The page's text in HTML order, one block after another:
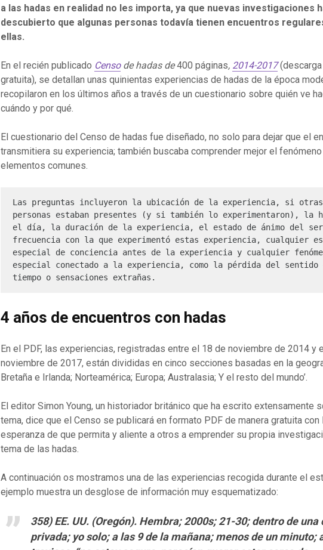
a las hadas en realidad no les importa, ya que nuevas investigaciones
descubierto que algunas personas todavía tienen encuentros
ellas.
En el recién publicado Censode hadas de400 páginas, 2014-2017
gratuita), se detallan unas quinientas experiencias de hadas de la época
recopilaron en los últimos años a través de un cuestionario sobre quién ve
cuándo y por qué.
El cuestionario del Censo de hadas fue diseñado, no solo para dejar que el
transmitiera su experiencia; también buscaba comprender mejor el
elementos comunes.
Las preguntas incluyeron la ubicación de la experiencia, si otras
personas estaban presentes (y si también lo experimentaron), la
el día, la duración de la experiencia, el estado de ánimo del
frecuencia con la que experimentó estas experiencia, cualquier
especial de conciencia antes de la experiencia y cualquier
especial conectado a la experiencia, como la pérdida del sentido
tiempo o sensaciones extrañas.
4 años de encuentros con hadas
En el PDF, las experiencias, registradas entre el 18 de noviembre de 2014 y
noviembre de 2017, están divididas en cinco secciones basadas en la
Bretaña e Irlanda; Norteamérica; Europa; Australasia; Y el resto del mundo’.
El editor Simon Young, un historiador británico que ha escrito extensamente
tema, dice que el Censo se publicará en formato PDF de manera gratuita con
esperanza de que permita y aliente a otros a emprender su propia
tema de las hadas.
A continuación os mostramos una de las experiencias recogida durante el
ejemplo muestra un desglose de información muy esquematizado:
358) EE. UU. (Oregón). Hembra; 2000s; 21-30; dentro de una
privada; yo solo; a las 9 de la mañana; menos de un minuto;